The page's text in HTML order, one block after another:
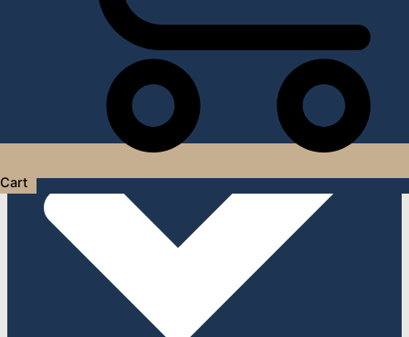
Cart
Услуги дизайнера интерьера